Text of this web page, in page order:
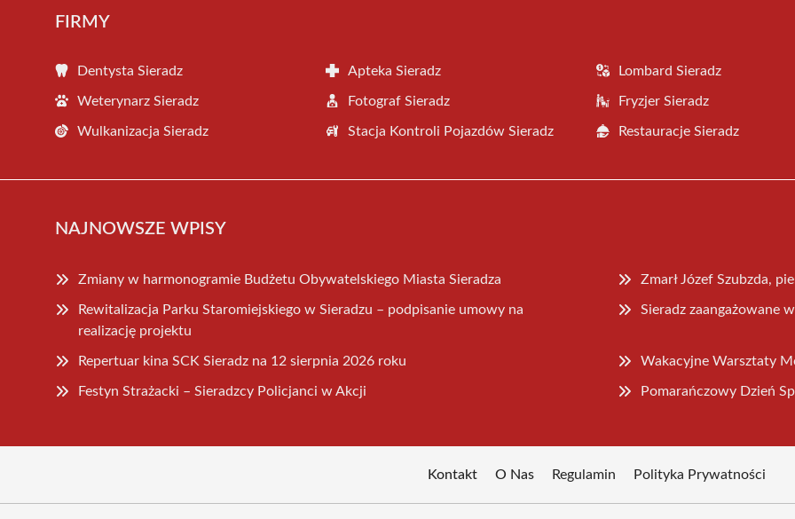
FIRMY
Dentysta Sieradz Apteka Sieradz Lombard Sieradz
Weterynarz Sieradz Fotograf Sieradz Fryzjer Sieradz
Wulkanizacja Sieradz Stacja Kontroli Pojazdów Sieradz Restauracje Sieradz
NAJNOWSZE WPISY
Zmiany w harmonogramie Budżetu Obywatelskiego Miasta Sieradza Zmarł Józef Szubzda,
Rewitalizacja Parku Staromiejskiego w Sieradzu – podpisanie umowy na
realizację projektu
Sieradz zaangażowane
Repertuar kina SCK Sieradz na 12 sierpnia 2026 roku Wakacyjne Warsztaty
Festyn Strażacki – Sieradzcy Policjanci w Akcji Pomarańczowy Dzień
Kontakt O Nas Regulamin Polityka Prywatności